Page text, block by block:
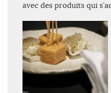
avec des produits qui